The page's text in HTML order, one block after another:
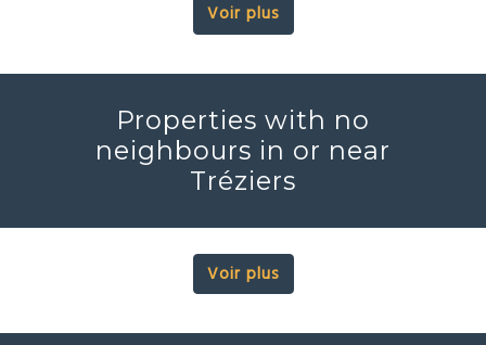
Voir plus
Properties with no
neighbours in or near
Tréziers
Voir plus